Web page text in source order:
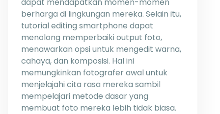
berharga di lingkungan mereka. Selain itu,
tutorial editing smartphone dapat
menolong memperbaiki output foto,
menawarkan opsi untuk mengedit warna,
cahaya, dan komposisi. Hal ini
memungkinkan fotografer awal untuk
menjelajahi cita rasa mereka sambil
mempelajari metode dasar yang
membuat foto mereka lebih tidak biasa.